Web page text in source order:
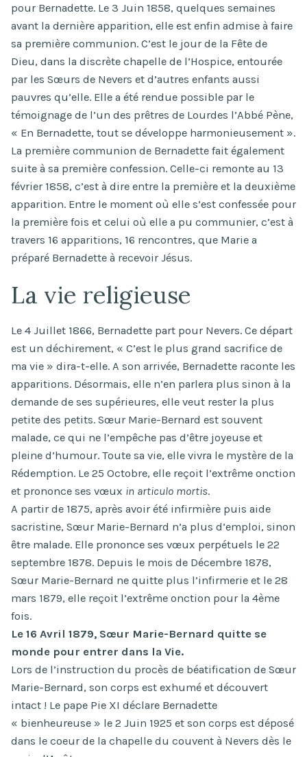
pour Bernadette. Le 3 Juin 1858, quelques semaines
avant la dernière apparition, elle est enfin admise à faire
sa première communion. C’est le jour de la Fête de
Dieu, dans la discrète chapelle de l’Hospice, entourée
par les Sœurs de Nevers et d’autres enfants aussi
pauvres qu’elle. Elle a été rendue possible par le
témoignage de l’un des prêtres de Lourdes l’Abbé Pène,
« En Bernadette, tout se développe harmonieusement ».
La première communion de Bernadette fait également
suite à sa première confession. Celle-ci remonte au 13
février 1858, c’est à dire entre la première et la deuxième
apparition. Entre le moment où elle s’est confessée pour
la première fois et celui où elle a pu communier, c’est à
travers 16 apparitions, 16 rencontres, que Marie a
préparé Bernadette à recevoir Jésus.
La vie religieuse
Le 4 Juillet 1866, Bernadette part pour Nevers. Ce départ
est un déchirement, « C’est le plus grand sacrifice de
ma vie » dira-t-elle. A son arrivée, Bernadette raconte les
apparitions. Désormais, elle n’en parlera plus sinon à la
demande de ses supérieures, elle veut rester la plus
petite des petits. Sœur Marie-Bernard est souvent
malade, ce qui ne l’empêche pas d’être joyeuse et
pleine d’humour. Toute sa vie, elle vivra le mystère de la
Rédemption. Le 25 Octobre, elle reçoit l’extrême onction
et prononce ses vœux in articulo mortis.
A partir de 1875, après avoir été infirmière puis aide
sacristine, Sœur Marie-Bernard n’a plus d’emploi, sinon
être malade. Elle prononce ses vœux perpétuels le 22
septembre 1878. Depuis le mois de Décembre 1878,
Sœur Marie-Bernard ne quitte plus l’infirmerie et le 28
mars 1879, elle reçoit l’extrême onction pour la 4ème
fois.
Le 16 Avril 1879, Sœur Marie-Bernard quitte se
monde pour entrer dans la Vie.
Lors de l’instruction du procès de béatification de Sœur
Marie-Bernard, son corps est exhumé et découvert
intact ! Le pape Pie XI déclare Bernadette
« bienheureuse » le 2 Juin 1925 et son corps est déposé
dans le coeur de la chapelle du couvent à Nevers dès le